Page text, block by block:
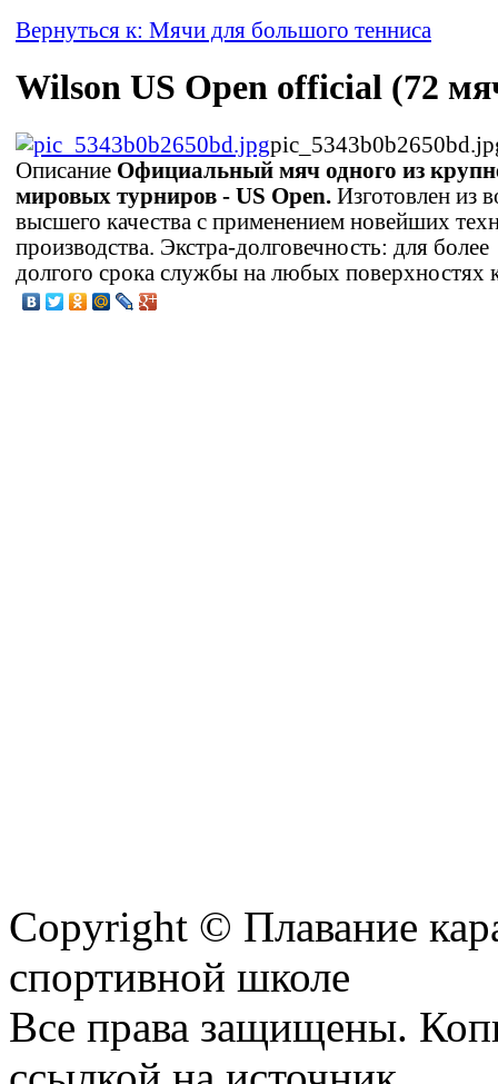
Вернуться к: Мячи для большого тенниса
Wilson US Open official (72
Описание Официальный мяч одного из
мировых турниров - US Open. Изготовлен из
высшего качества с применением новейших
производства. Экстра-долговечность: для более
долгого срока службы на любых поверхностях
Copyright © Плавание
спортивной школе
Все права защищены.